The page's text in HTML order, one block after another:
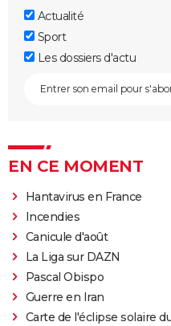
Actualité
Sport
Les dossiers d'actu
EN CE MOMENT
Hantavirus en France
Incendies
Canicule d'août
La Liga sur DAZN
Pascal Obispo
Guerre en Iran
Carte de l'éclipse solaire